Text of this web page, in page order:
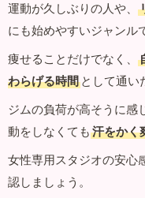
運動が久しぶりの人や、
にも始めやすいジャンル
痩せることだけでなく、
わらげる時間 として通い
ジムの負荷が高そうに感
動をしなくても 汗をかく
女性専用スタジオの安心
認しましょう。